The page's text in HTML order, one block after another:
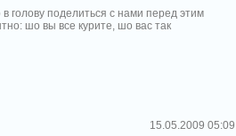
голову поделиться с нами перед этим
шо вы все курите, шо вас так
15.05.2009 05:09